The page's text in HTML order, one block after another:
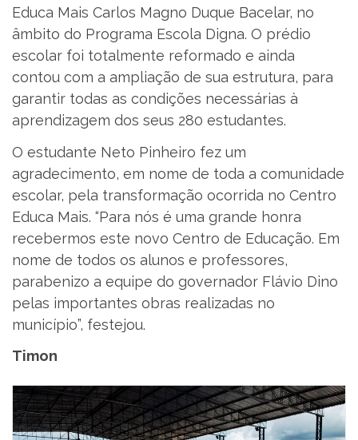
Educa Mais Carlos Magno Duque Bacelar, no
âmbito do Programa Escola Digna. O prédio
escolar foi totalmente reformado e ainda
contou com a ampliação de sua estrutura, para
garantir todas as condições necessárias à
aprendizagem dos seus 280 estudantes.
O estudante Neto Pinheiro fez um
agradecimento, em nome de toda a comunidade
escolar, pela transformação ocorrida no Centro
Educa Mais. “Para nós é uma grande honra
recebermos este novo Centro de Educação. Em
nome de todos os alunos e professores,
parabenizo a equipe do governador Flávio Dino
pelas importantes obras realizadas no
município”, festejou.
Timon